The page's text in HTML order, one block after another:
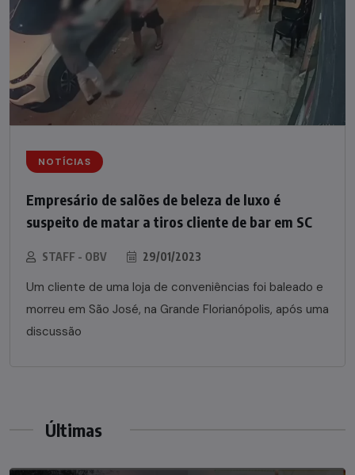
NOTÍCIAS
Empresário de salões de beleza de luxo é
suspeito de matar a tiros cliente de bar em SC
STAFF - OBV 29/01/2023
Um cliente de uma loja de conveniências foi baleado e
morreu em São José, na Grande Florianópolis, após uma
discussão
Últimas